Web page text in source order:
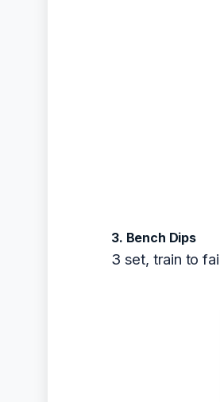
3. Bench Dips
3 set, train to